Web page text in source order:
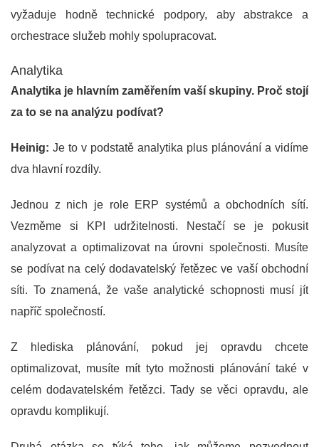
vyžaduje hodně technické podpory, aby abstrakce a
orchestrace služeb mohly spolupracovat.
Analytika
Analytika je hlavním zaměřením vaší skupiny. Proč stojí
za to se na analýzu podívat?
Heinig: Je to v podstatě analytika plus plánování a vidíme
dva hlavní rozdíly.
Jednou z nich je role ERP systémů a obchodních sítí.
Vezměme si KPI udržitelnosti. Nestačí se je pokusit
analyzovat a optimalizovat na úrovni společnosti. Musíte
se podívat na celý dodavatelský řetězec ve vaší obchodní
síti. To znamená, že vaše analytické schopnosti musí jít
napříč společností.
Z hlediska plánování, pokud jej opravdu chcete
optimalizovat, musíte mít tyto možnosti plánování také v
celém dodavatelském řetězci. Tady se věci opravdu, ale
opravdu komplikují.